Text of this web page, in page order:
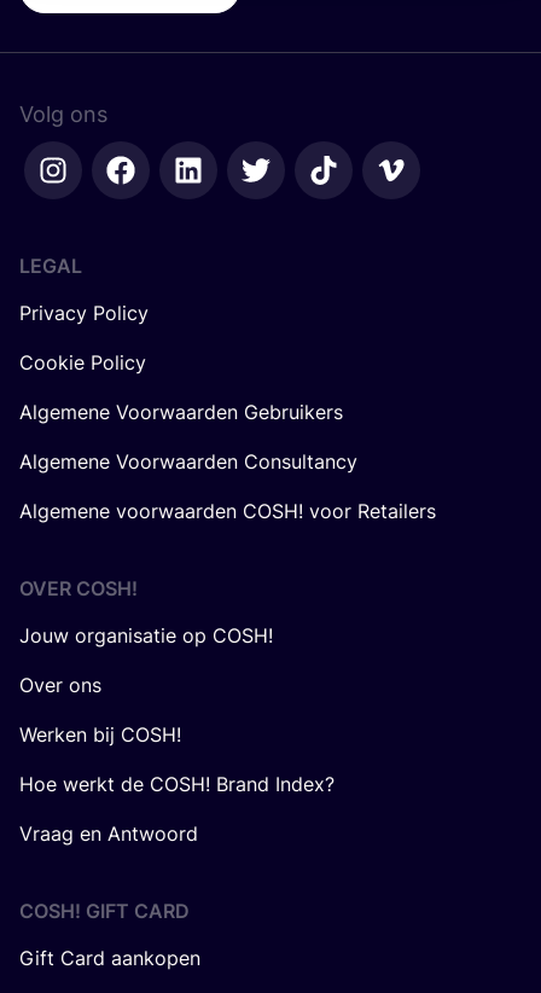
Volg ons
LEGAL
Privacy Policy
Cookie Policy
Algemene Voorwaarden Gebruikers
Algemene Voorwaarden Consultancy
Algemene voorwaarden COSH! voor Retailers
OVER COSH!
Jouw organisatie op COSH!
Over ons
Werken bij COSH!
Hoe werkt de COSH! Brand Index?
Vraag en Antwoord
COSH! GIFT CARD
Gift Card aankopen